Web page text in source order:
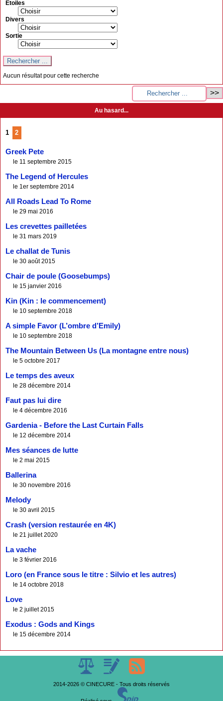
Etoiles
Divers
Sortie
Aucun résultat pour cette recherche
Au hasard...
1 2
Greek Pete
le 11 septembre 2015
The Legend of Hercules
le 1er septembre 2014
All Roads Lead To Rome
le 29 mai 2016
Les crevettes pailletées
le 31 mars 2019
Le challat de Tunis
le 30 août 2015
Chair de poule (Goosebumps)
le 15 janvier 2016
Kin (Kin : le commencement)
le 10 septembre 2018
A simple Favor (L’ombre d’Emily)
le 10 septembre 2018
The Mountain Between Us (La montagne entre nous)
le 5 octobre 2017
Le temps des aveux
le 28 décembre 2014
Faut pas lui dire
le 4 décembre 2016
Gardenia - Before the Last Curtain Falls
le 12 décembre 2014
Mes séances de lutte
le 2 mai 2015
Ballerina
le 30 novembre 2016
Melody
le 30 avril 2015
Crash (version restaurée en 4K)
le 21 juillet 2020
La vache
le 3 février 2016
Loro (en France sous le titre : Silvio et les autres)
le 14 octobre 2018
Love
le 2 juillet 2015
Exodus : Gods and Kings
le 15 décembre 2014
2014-2026 © CINECURE - Tous droits réservés